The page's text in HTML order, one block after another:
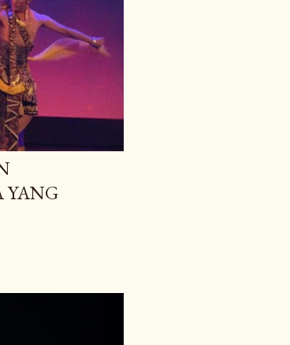
YANG